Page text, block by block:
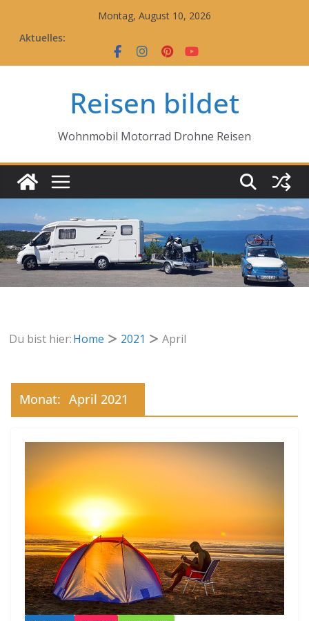
Montag, August 10, 2026
Aktuelles:
Reisen bildet
Wohnmobil Motorrad Drohne Reisen
Du bist hier:Home 2021 April
Monat: April 2021